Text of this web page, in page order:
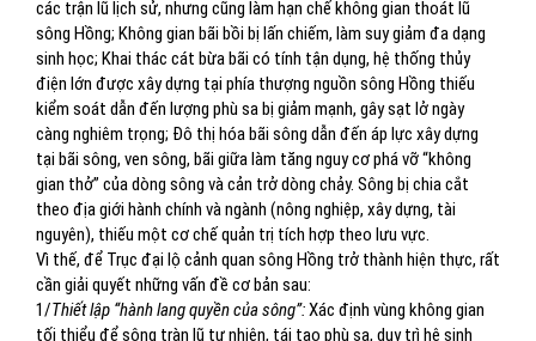
các trận lũ lịch sử, nhưng cũng làm hạn chế không gian thoát lũ
sông Hồng; Không gian bãi bồi bị lấn chiếm, làm suy giảm đa dạng
sinh học; Khai thác cát bừa bãi có tính tận dụng, hệ thống thủy
điện lớn được xây dựng tại phía thượng nguồn sông Hồng thiếu
kiểm soát dẫn đến lượng phù sa bị giảm mạnh, gây sạt lở ngày
càng nghiêm trọng; Đô thị hóa bãi sông dẫn đến áp lực xây dựng
tại bãi sông, ven sông, bãi giữa làm tăng nguy cơ phá vỡ “không
gian thở” của dòng sông và cản trở dòng chảy. Sông bị chia cắt
theo địa giới hành chính và ngành (nông nghiệp, xây dựng, tài
nguyên), thiếu một cơ chế quản trị tích hợp theo lưu vực.
Vì thế, để Trục đại lộ cảnh quan sông Hồng trở thành hiện thực, rất
cần giải quyết những vấn đề cơ bản sau:
1/Thiết lập “hành lang quyền của sông”:Xác định vùng không gian
tối thiểu để sông tràn lũ tự nhiên, tái tạo phù sa, duy trì hệ sinh